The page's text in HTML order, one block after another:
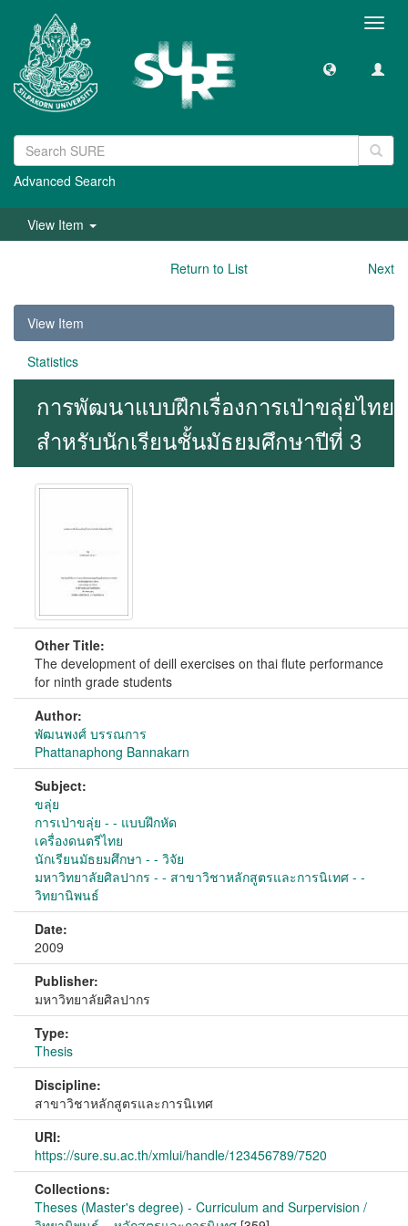
Advanced Search
View Item
Return to List Next
View Item
Statistics
การพัฒนาแบบฝึกเรื่องการเป่าขลุ่ยไทย
สำหรับนักเรียนชั้นมัธยมศึกษาปีที่ 3
Other Title:
The development of deill exercises on thai flute performance
for ninth grade students
Author:
พัฒนพงศ์ บรรณการ
Phattanaphong Bannakarn
Subject:
ขลุ่ย
การเป่าขลุ่ย - - แบบฝึกหัด
เครื่องดนตรีไทย
นักเรียนมัธยมศึกษา - - วิจัย
มหาวิทยาลัยศิลปากร - - สาขาวิชาหลักสูตรและการนิเทศ - -
วิทยานิพนธ์
Date:
2009
Publisher:
มหาวิทยาลัยศิลปากร
Type:
Thesis
Discipline:
สาขาวิชาหลักสูตรและการนิเทศ
URI:
https://sure.su.ac.th/xmlui/handle/123456789/7520
Collections:
Theses (Master's degree) - Curriculum and Surpervision /